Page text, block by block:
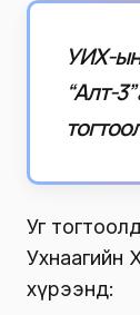
УИХ-
“Алт-
Уг
Ухнаагийн
хүрээнд: